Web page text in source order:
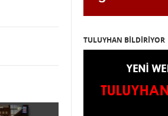
TULUYHAN BİLDİRİYOR